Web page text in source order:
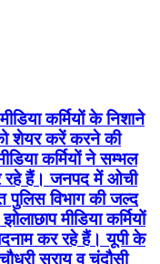
कर्मियों के निशाने
को शेयर करें करने की
कर्मियों ने सम्भल
रहे हैं। जनपद में ओची
पुलिस विभाग की जल्द
मीडिया कर्मियों
कर रहे हैं। यूपी के
सराय व चंदौसी